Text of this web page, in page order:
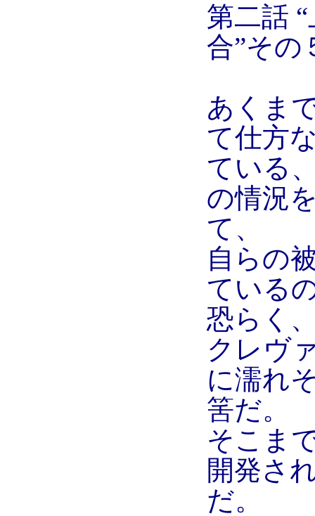
第二話
合”その
あくま
て仕方
ている
の情況
て、
自らの
ている
恐らく
クレヴ
に濡れ
筈だ。
そこま
開発さ
だ。